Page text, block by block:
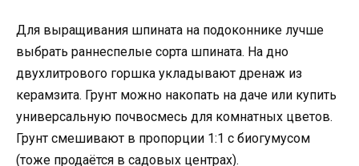
Для выращивания шпината на подоконнике лучше
выбрать раннеспелые сорта шпината. На дно
двухлитрового горшка укладывают дренаж из
керамзита. Грунт можно накопать на даче или купить
универсальную почвосмесь для комнатных цветов.
Грунт смешивают в пропорции 1:1 с биогумусом
(тоже продаётся в садовых центрах).